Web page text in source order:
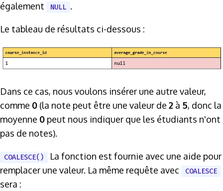
également
NULL .
Le tableau de résultats ci-dessous :
Dans ce cas, nous voulons insérer une autre valeur,
comme 0 (la note peut être une valeur de 2 à 5, donc la
moyenne 0 peut nous indiquer que les étudiants n'ont
pas de notes).
COALESCE()
La fonction est fournie avec une aide pour
remplacer une valeur. La même requête avec
COALESCE
sera :